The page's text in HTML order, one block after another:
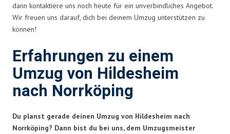
dann kontaktiere uns noch heute für ein unverbindliches Angebot.
Wir freuen uns darauf, dich bei deinem Umzug unterstützen zu
können!
Erfahrungen zu einem
Umzug von Hildesheim
nach Norrköping
Du planst gerade deinen Umzug von Hildesheim nach
Norrköping? Dann bist du bei uns, dem Umzugsmeister